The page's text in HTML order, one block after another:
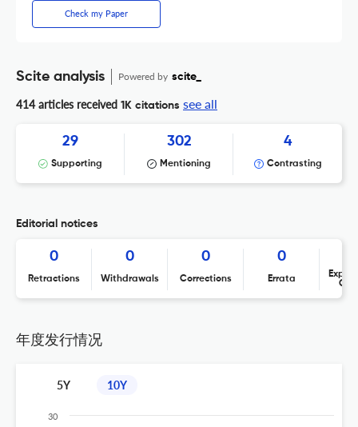
Check my Paper
Scite analysis Powered by scite_
414 articles received 1K citations see all
29
Supporting
302
Mentioning
4
Contrasting
Editorial notices
0
Retractions
0
Withdrawals
0
Corrections
0
Errata
年度发行情况
5Y 10Y
30